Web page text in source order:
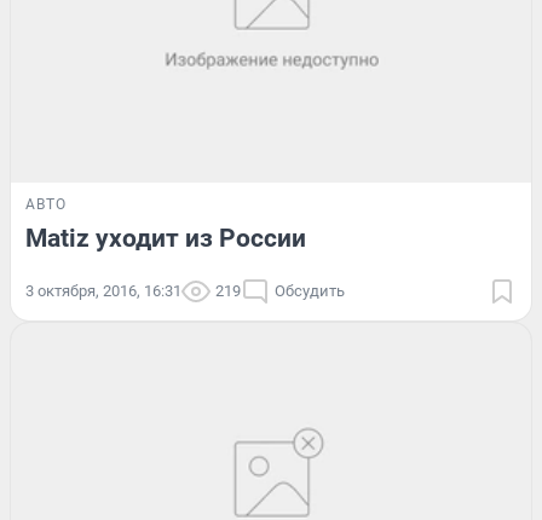
АВТО
Matiz уходит из России
3 октября, 2016, 16:31 219 Обсудить